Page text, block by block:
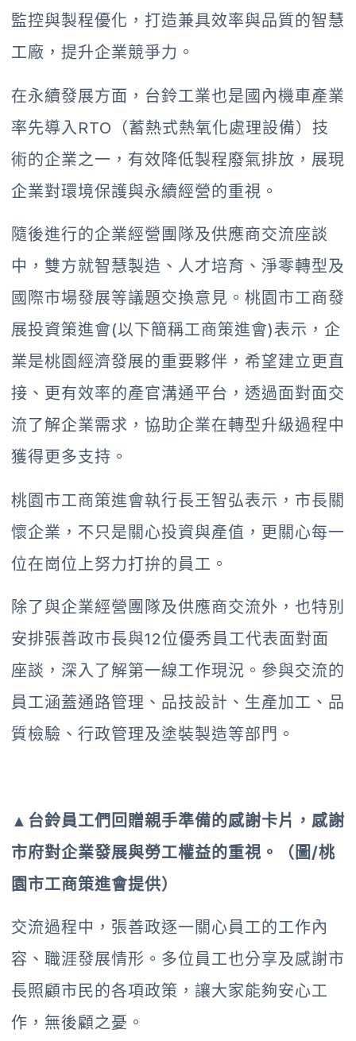
監控與製程優化，打造兼具效率與品質的智慧
工廠，提升企業競爭力。
在永續發展方面，台鈴工業也是國內機車產業
率先導入RTO（蓄熱式熱氧化處理設備）技
術的企業之一，有效降低製程廢氣排放，展現
企業對環境保護與永續經營的重視。
隨後進行的企業經營團隊及供應商交流座談
中，雙方就智慧製造、人才培育、淨零轉型及
國際市場發展等議題交換意見。桃園市工商發
展投資策進會(以下簡稱工商策進會)表示，企
業是桃園經濟發展的重要夥伴，希望建立更直
接、更有效率的產官溝通平台，透過面對面交
流了解企業需求，協助企業在轉型升級過程中
獲得更多支持。
桃園市工商策進會執行長王智弘表示，市長關
懷企業，不只是關心投資與產值，更關心每一
位在崗位上努力打拚的員工。
除了與企業經營團隊及供應商交流外，也特別
安排張善政市長與12位優秀員工代表面對面
座談，深入了解第一線工作現況。參與交流的
員工涵蓋通路管理、品技設計、生產加工、品
質檢驗、行政管理及塗裝製造等部門。
▲台鈴員工們回贈親手準備的感謝卡片，感謝
市府對企業發展與勞工權益的重視。（圖/桃
園市工商策進會提供）
交流過程中，張善政逐一關心員工的工作內
容、職涯發展情形。多位員工也分享及感謝市
長照顧市民的各項政策，讓大家能夠安心工
作，無後顧之憂。